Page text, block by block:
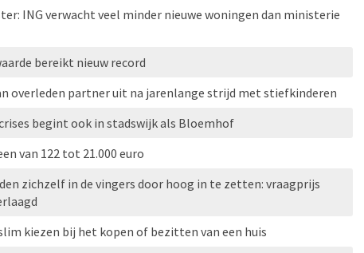
ING verwacht veel minder nieuwe woningen dan ministerie
bereikt nieuw record
overleden partner uit na jarenlange strijd met stiefkinderen
begint ook in stadswijk als Bloemhof
van 122 tot 21.000 euro
zichzelf in de vingers door hoog in te zetten: vraagprijs
kiezen bij het kopen of bezitten van een huis